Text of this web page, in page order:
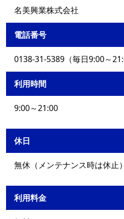
名美興業株式会社
電話番号
0138-31-5389（毎日9:00～
利用時間
9:00～21:00
休日
無休（メンテナンス時は休止）
利用料金